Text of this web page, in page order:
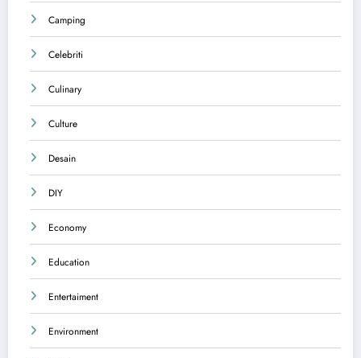
Camping
Celebriti
Culinary
Culture
Desain
DIY
Economy
Education
Entertaiment
Environment